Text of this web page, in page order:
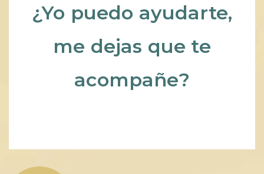
¿Yo puedo ayudarte,
me dejas que te
acompañe?